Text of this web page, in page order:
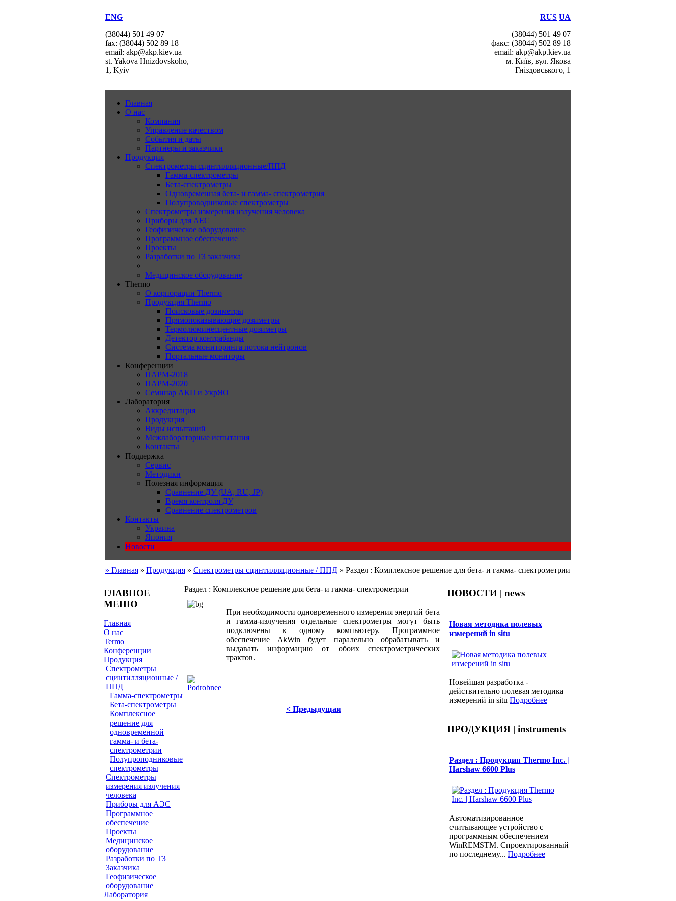
ENG
(38044) 501 49 07
fax: (38044) 502 89 18
email: akp@akp.kiev.ua
st. Yakova Hnizdovskoho,
1, Kyiv
RUS UA
(38044) 501 49 07
факс: (38044) 502 89 18
email: akp@akp.kiev.ua
м. Київ, вул. Якова
Гніздовського, 1
Главная
О нас
Компания
Управление качеством
События и даты
Партнеры и заказчики
Продукция
Спектрометры сцинтилляционные/ППД
Гамма-спектрометры
Бета-спектрометры
Одновременная бета- и гамма- спектрометрия
Полупроводниковые спектрометры
Спектрометры измерения излучения человека
Приборы для АЕС
Геофизическое оборудование
Программное обеспечение
Проекты
Разработки по ТЗ заказчика
Медицинское оборудование
Thermo
О корпорации Thermo
Продукция Thermo
Поисковые дозиметры
Прямопоказывающие дозиметры
Термолюминесцентные дозиметры
Детектор контрабанды
Система мониторинга потока нейтронов
Портальные мониторы
Конференции
ПАРМ-2018
ПАРМ-2020
Семинар АКП и УкрЯО
Лаборатория
Аккредитация
Продукция
Виды испытаний
Межлабораторные испытания
Контакты
Поддержка
Сервис
Методики
Полезная информация
Сравнение ДУ (UA, RU, JP)
Время контроля ДУ
Сравнение спектрометров
Контакты
Украина
Япония
Новости
» Главная » Продукция » Cпектрометры сцинтилляционные / ППД » Раздел : Комплексное решение для бета- и гамма- спектрометрии
ГЛАВНОЕ
МЕНЮ
Главная
О нас
Termo
Конференции
Продукция
Cпектрометры
сцинтилляционные /
ППД
Гамма-спектрометры
Бета-спектрометры
Комплексное
решение для
одновременной
гамма- и бета-
спектрометрии
Полупроподниковые
спектрометры
Cпектрометры
измерения излучения
человека
Приборы для АЭС
Программное
обеспечение
Проeкты
Медицинское
оборудование
Разработки по ТЗ
Заказчика
Геофизическое
оборудование
Лаборатория
Раздел : Комплексное решение для бета- и гамма- спектрометрии
При необходимости одновременного измерения энергий бета
и гамма-излучения отдельные спектрометры могут быть
подключены к одному компьютеру. Программное
обеспечение AkWin будет паралельно обрабатывать и
выдавать информацию от обоих спектрометрических
трактов.
< Предыдущая
НОВОСТИ | news
Новая методика полевых
измерений in situ
Новейшая разработка -
действительно полевая методика
измерений in situ Подробнее
ПРОДУКЦИЯ | instruments
Раздел : Продукция Thermo Inc. |
Harshaw 6600 Plus
Автоматизированное
считывающее устройство с
программным обеспечением
WinREMSTM. Спроектированный
по последнему... Подробнее